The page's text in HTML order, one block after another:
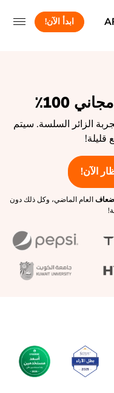
ابدأ الآن!
100٪
الزائر السلسة. سيتم
قليلة!
الآن!
العام الماضي، وكل ذلك دون